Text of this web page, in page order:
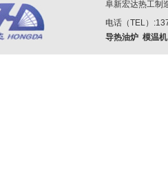
阜新宏达热工制
电话（TEL）
导热油炉 模温机